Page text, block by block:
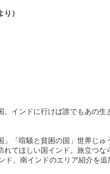
）
インドに行けば誰でもあの
」「喧騒と貧困の国」世界じ
てほしい国インド。旅立つな
、南インドのエリア紹介を追